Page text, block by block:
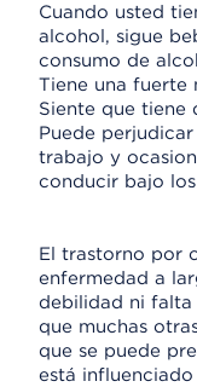
Cuando usted
alcohol, sigue
consumo de
Tiene una fuerte
Siente que tiene
Puede
trabajo y
conducir bajo
El trastorno por
enfermedad a
debilidad ni falta
que muchas
que se puede
está